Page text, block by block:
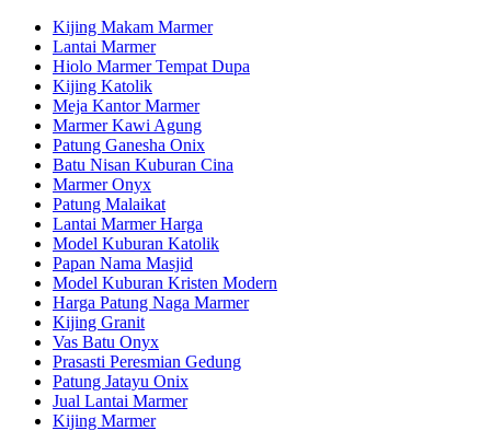
Kijing Makam Marmer
Lantai Marmer
Hiolo Marmer Tempat Dupa
Kijing Katolik
Meja Kantor Marmer
Marmer Kawi Agung
Patung Ganesha Onix
Batu Nisan Kuburan Cina
Marmer Onyx
Patung Malaikat
Lantai Marmer Harga
Model Kuburan Katolik
Papan Nama Masjid
Model Kuburan Kristen Modern
Harga Patung Naga Marmer
Kijing Granit
Vas Batu Onyx
Prasasti Peresmian Gedung
Patung Jatayu Onix
Jual Lantai Marmer
Kijing Marmer